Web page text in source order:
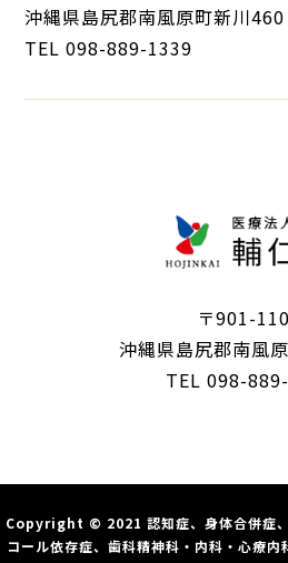
沖縄県島尻郡南風原町新川460
TEL 098-889-1339
〒901-
沖縄県島尻郡南風
TEL 098-
Copyright © 2021 認知症、身体合併症、
コール依存症、歯科精神科・内科・心療